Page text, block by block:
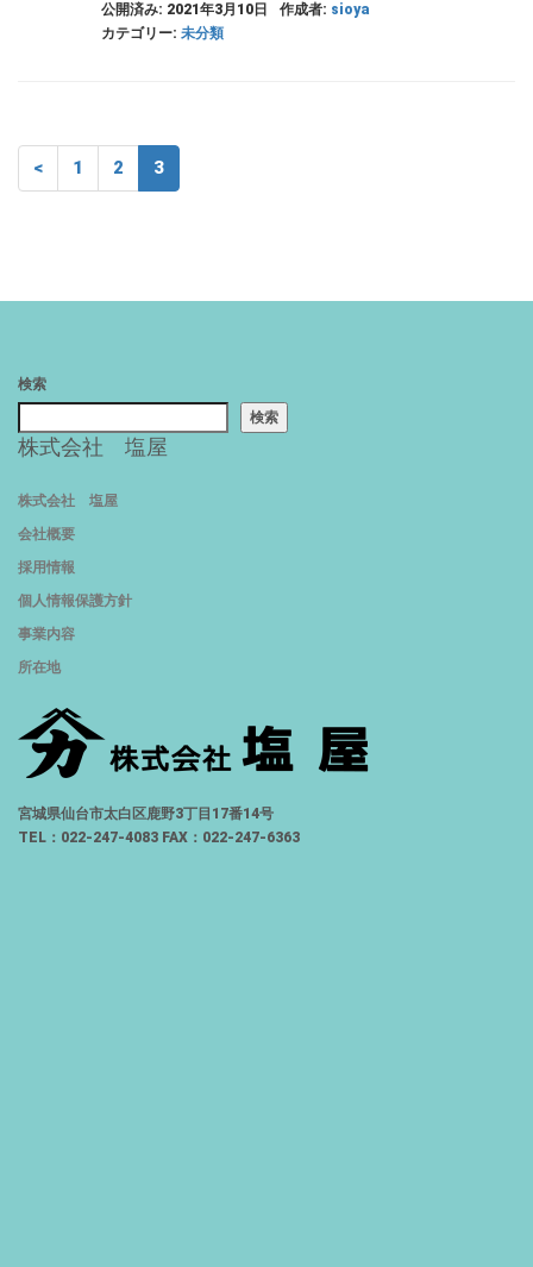
公開済み: 2021年3月10日 作成者: sioya
カテゴリー: 未分類
< 1 2 3
検索
検索
株式会社 塩屋
株式会社 塩屋
会社概要
採用情報
個人情報保護方針
事業内容
所在地
宮城県仙台市太白区鹿野3丁目17番14号
TEL：022-247-4083 FAX：022-247-6363